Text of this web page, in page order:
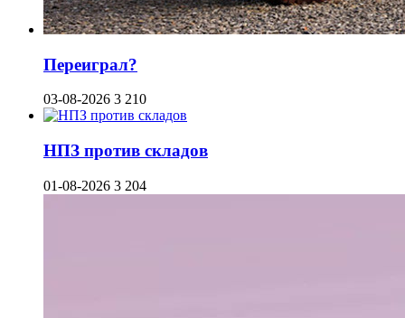
Переиграл?
03-08-2026 3 210
НПЗ против складов
01-08-2026 3 204